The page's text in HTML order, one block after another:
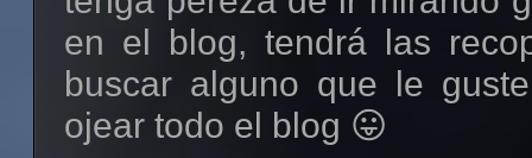
cada 5 segundos que se
Código para copiar y pegar:
en el blog, tendrá las
buscar alguno que le
ojear todo el blog 😛